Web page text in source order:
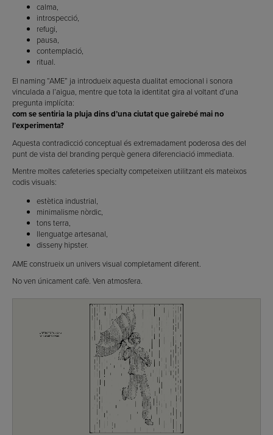
calma,
introspecció,
refugi,
pausa,
contemplació,
ritual.
El naming “AME” ja introdueix aquesta dualitat emocional i sonora
vinculada a l’aigua, mentre que tota la identitat gira al voltant d’una
pregunta implícita:
com se sentiria la pluja dins d’una ciutat que gairebé mai no
l’experimenta?
Aquesta contradicció conceptual és extremadament poderosa des del
punt de vista del branding perquè genera diferenciació immediata.
Mentre moltes cafeteries specialty competeixen utilitzant els mateixos
codis visuals:
estètica industrial,
minimalisme nòrdic,
tons terra,
llenguatge artesanal,
disseny hipster.
AME construeix un univers visual completament diferent.
No ven únicament cafè. Ven atmosfera.